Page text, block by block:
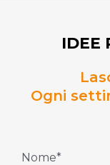
IDEE
Ogni
Nome*